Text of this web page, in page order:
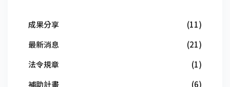
成果分享
(11)
最新消息
(21)
法令規章
(1)
補助計畫
(6)